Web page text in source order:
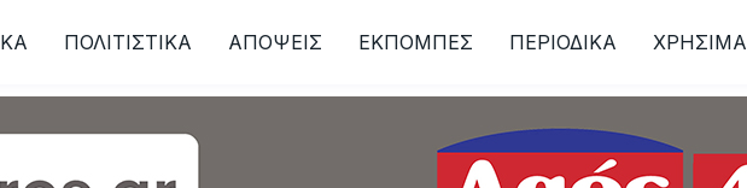
ΠΟΛΙΤΙΣΤΙΚΑ ΑΠΟΨΕΙΣ ΕΚΠΟΜΠΕΣ ΠΕΡΙΟΔΙΚΑ ΧΡΗΣΙΜΑ